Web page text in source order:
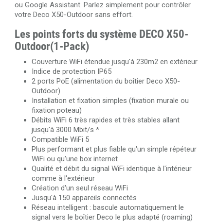
ou Google Assistant. Parlez simplement pour contrôler
votre Deco X50-Outdoor sans effort.
Les points forts du système DECO X50-
Outdoor(1-Pack)
Couverture WiFi étendue jusqu'à 230m2 en extérieur
Indice de protection IP65
2 ports PoE (alimentation du boîtier Deco X50-
Outdoor)
Installation et fixation simples (fixation murale ou
fixation poteau)
Débits WiFi 6 très rapides et très stables allant
jusqu'à 3000 Mbit/s *
Compatible WiFi 5
Plus performant et plus fiable qu'un simple répéteur
WiFi ou qu'une box internet
Qualité et débit du signal WiFi identique à l'intérieur
comme à l'extérieur
Création d'un seul réseau WiFi
Jusqu'à 150 appareils connectés
Réseau intelligent : bascule automatiquement le
signal vers le boîtier Deco le plus adapté (roaming)